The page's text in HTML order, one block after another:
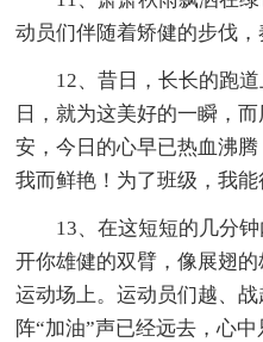
动员们伴随着矫健的步伐，
12、昔日，长长的跑
日，就为这美好的一瞬，
安，今日的心早已热血沸
我而鲜艳！为了班级，我能
13、在这短短的几分
开你雄健的双臂，像展翅
运动场上。运动员们越、
阵“加油”声已经远去，心